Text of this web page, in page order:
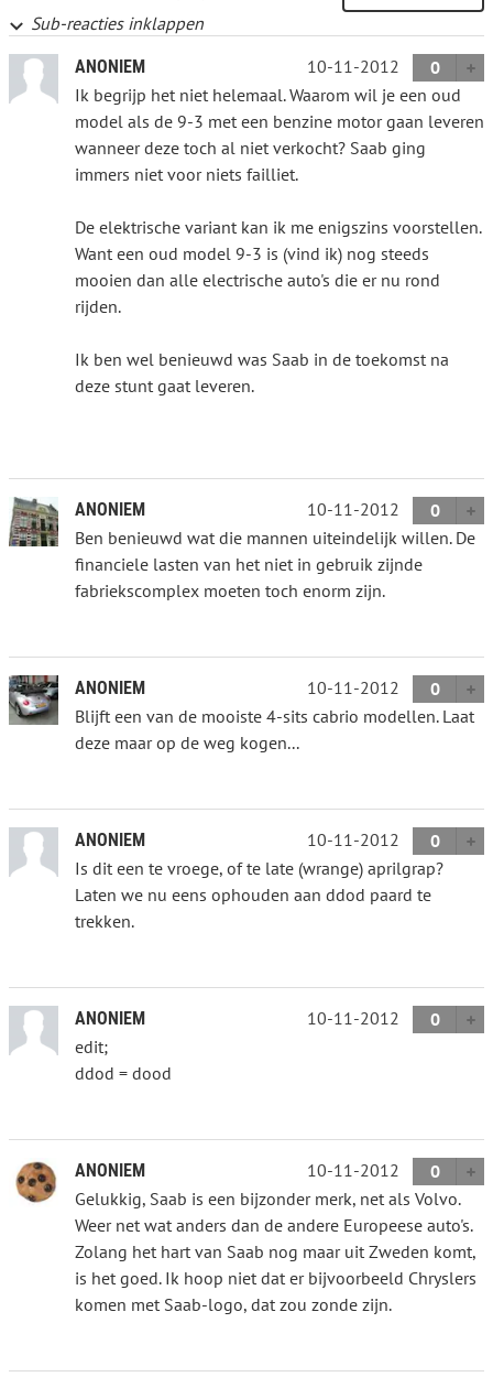
Sub-reacties inklappen
ANONIEM 10-11-2012
0
Ik begrijp het niet helemaal. Waarom wil je een oud
model als de 9-3 met een benzine motor gaan leveren
wanneer deze toch al niet verkocht? Saab ging
immers niet voor niets failliet.
De elektrische variant kan ik me enigszins voorstellen.
Want een oud model 9-3 is (vind ik) nog steeds
mooien dan alle electrische auto's die er nu rond
rijden.
Ik ben wel benieuwd was Saab in de toekomst na
deze stunt gaat leveren.
ANONIEM 10-11-2012
0
Ben benieuwd wat die mannen uiteindelijk willen. De
financiele lasten van het niet in gebruik zijnde
fabriekscomplex moeten toch enorm zijn.
ANONIEM 10-11-2012
0
Blijft een van de mooiste 4-sits cabrio modellen. Laat
deze maar op de weg kogen...
ANONIEM 10-11-2012
0
Is dit een te vroege, of te late (wrange) aprilgrap?
Laten we nu eens ophouden aan ddod paard te
trekken.
ANONIEM 10-11-2012
0
edit;
ddod = dood
ANONIEM 10-11-2012
0
Gelukkig, Saab is een bijzonder merk, net als Volvo.
Weer net wat anders dan de andere Europeese auto's.
Zolang het hart van Saab nog maar uit Zweden komt,
is het goed. Ik hoop niet dat er bijvoorbeeld Chryslers
komen met Saab-logo, dat zou zonde zijn.